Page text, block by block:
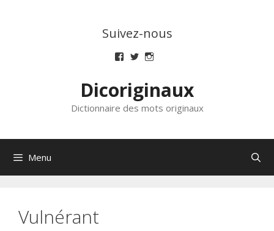
Suivez-nous
Voir
de
dicoriginaux
sur
Facebook
Voir
de
dicoriginaux
sur
Twitter
de
dicoriginaux
sur
Instagram
Dicoriginaux
Dictionnaire des mots originaux
Menu
Vulnérant